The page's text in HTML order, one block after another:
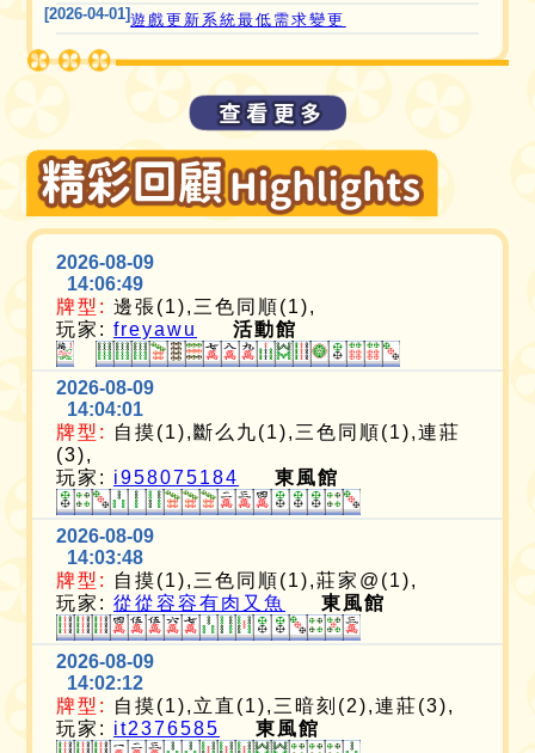
[2026-04-01]遊戲更新系統最低需求變更
2026-08-09
14:06:49
牌型: 邊張(1),三色同順(1),
玩家:freyawu 活動館
2026-08-09
14:04:01
牌型:
自摸(1),斷么九(1),三色同順(1),連莊
(3),
玩家: i958075184 東風館
2026-08-09
14:03:48
牌型:
自摸(1),三色同順(1),莊家@(1),
玩家:從從容容有肉又魚 東風館
2026-08-09
14:02:12
牌型:
自摸(1),立直(1),三暗刻(2),連莊(3),
玩家: it2376585 東風館